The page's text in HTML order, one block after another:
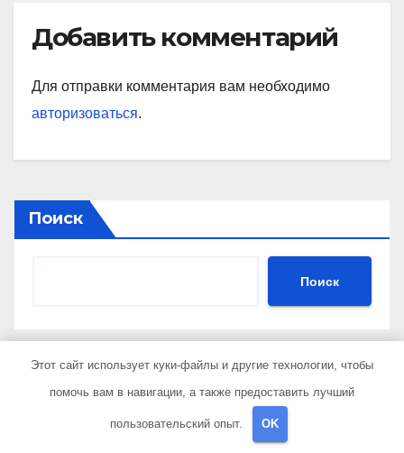
Добавить комментарий
Для отправки комментария вам необходимо
авторизоваться.
Поиск
Поиск
Последние публикации
Обзор размещения RDP-серверов в Финляндии
Этот сайт использует куки-файлы и другие технологии, чтобы
помочь вам в навигации, а также предоставить лучший
пользовательский опыт. OK